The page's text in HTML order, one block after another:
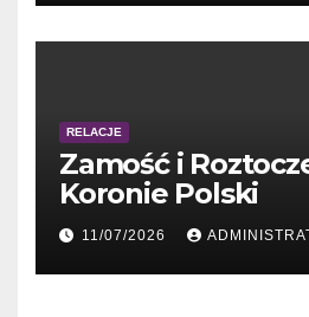
RELACJE
Zamość i
Koronie Polski
11/07/2026